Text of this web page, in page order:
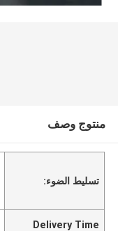
منتوج وصف
تسليط الضوء:
Delivery Time